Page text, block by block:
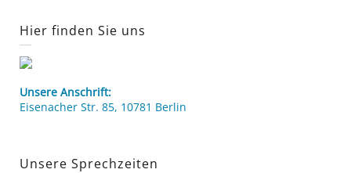
Hier finden Sie uns
Unsere Anschrift:
Eisenacher Str. 85, 10781 Berlin
Unsere Sprechzeiten